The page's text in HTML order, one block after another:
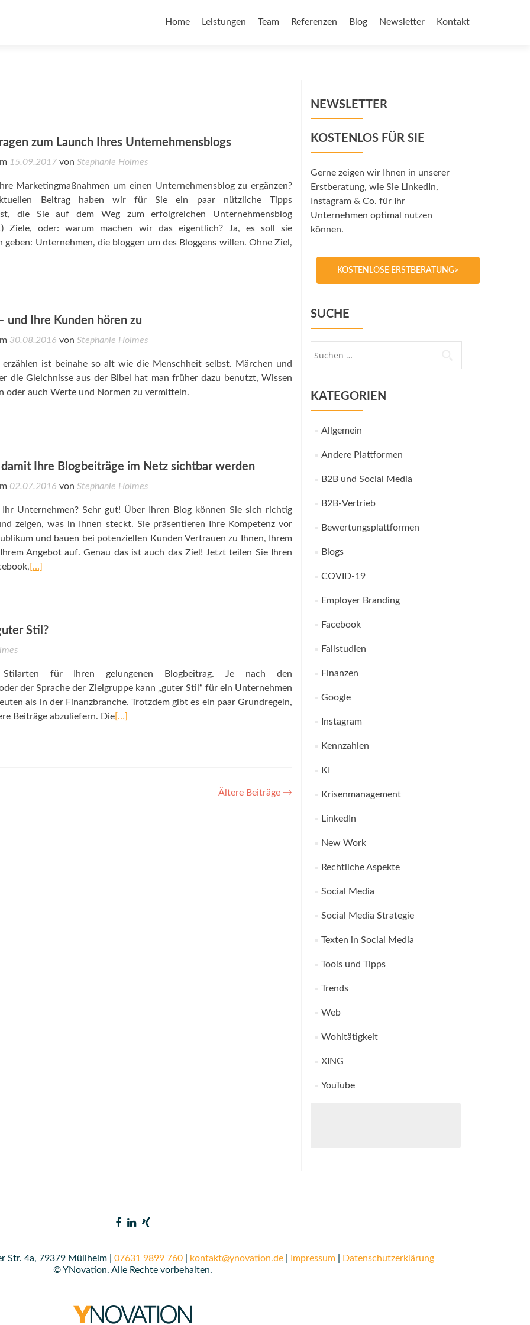
Home Leistungen Team Referenzen Blog Newsletter Kontakt
zum Launch Ihres Unternehmensblogs
15.09.2017 von Stephanie Holmes
Marketingmaßnahmen um einen Unternehmensblog zu ergänzen?
Beitrag haben wir für Sie ein paar nützliche Tipps
die Sie auf dem Weg zum erfolgreichen Unternehmensblog
Ziele, oder: warum machen wir das eigentlich? Ja, es soll sie
geben: Unternehmen, die bloggen um des Bloggens willen. Ohne Ziel,
und Ihre Kunden hören zu
30.08.2016 von Stephanie Holmes
erzählen ist beinahe so alt wie die Menschheit selbst. Märchen und
die Gleichnisse aus der Bibel hat man früher dazu benutzt, Wissen
oder auch Werte und Normen zu vermitteln.
damit Ihre Blogbeiträge im Netz sichtbar werden
02.07.2016 von Stephanie Holmes
Unternehmen? Sehr gut! Über Ihren Blog können Sie sich richtig
zeigen, was in Ihnen steckt. Sie präsentieren Ihre Kompetenz vor
und bauen bei potenziellen Kunden Vertrauen zu Ihnen, Ihrem
Angebot auf. Genau das ist auch das Ziel! Jetzt teilen Sie Ihren
[…]
Stil?
für Ihren gelungenen Blogbeitrag. Je nach den
der Sprache der Zielgruppe kann „guter Stil“ für ein Unternehmen
als in der Finanzbranche. Trotzdem gibt es ein paar Grundregeln,
Beiträge abzuliefern. Die[…]
Ältere Beiträge →
NEWSLETTER
KOSTENLOS FÜR SIE
Gerne zeigen wir Ihnen in unserer
Erstberatung, wie Sie LinkedIn,
Instagram & Co. für Ihr
Unternehmen optimal nutzen
können.
KOSTENLOSE ERSTBERATUNG>
SUCHE
KATEGORIEN
Allgemein
Andere Plattformen
B2B und Social Media
B2B-Vertrieb
Bewertungsplattformen
Blogs
COVID-19
Employer Branding
Facebook
Fallstudien
Finanzen
Google
Instagram
Kennzahlen
KI
Krisenmanagement
LinkedIn
New Work
Rechtliche Aspekte
Social Media
Social Media Strategie
Texten in Social Media
Tools und Tipps
Trends
Web
Wohltätigkeit
XING
YouTube
Str. 4a, 79379 Müllheim | 07631 9899 760| kontakt@ynovation.de| Impressum|
Datenschutzerklärung
© YNovation. Alle Rechte vorbehalten.